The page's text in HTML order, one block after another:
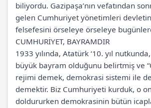
biliyordu. Gazipaşa’nın vefatından
gelen Cumhuriyet yönetimleri devletin
felsefesini örseleye örseleye
CUMHURİYET, BAYRAMDIR
1933 yılında, Atatürk ‘10. yıl
büyük bayram olduğunu belirtmiş ve
rejimi demek, demokrasi sistemi ile
demektir. Biz Cumhuriyeti kurduk, o on
doldururken demokrasinin bütün